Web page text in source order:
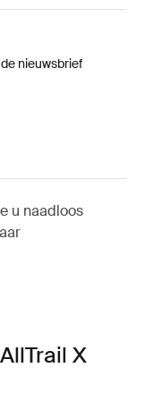
nieuwsbrief
u naadloos
X